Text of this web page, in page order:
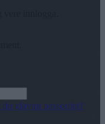
du gløymt passordet?